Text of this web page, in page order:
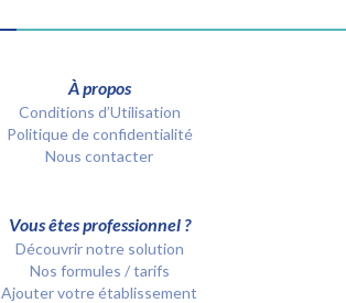
À propos
Conditions d’Utilisation
Politique de confidentialité
Nous contacter
Vous êtes professionnel ?
Découvrir notre solution
Nos formules / tarifs
Ajouter votre établissement